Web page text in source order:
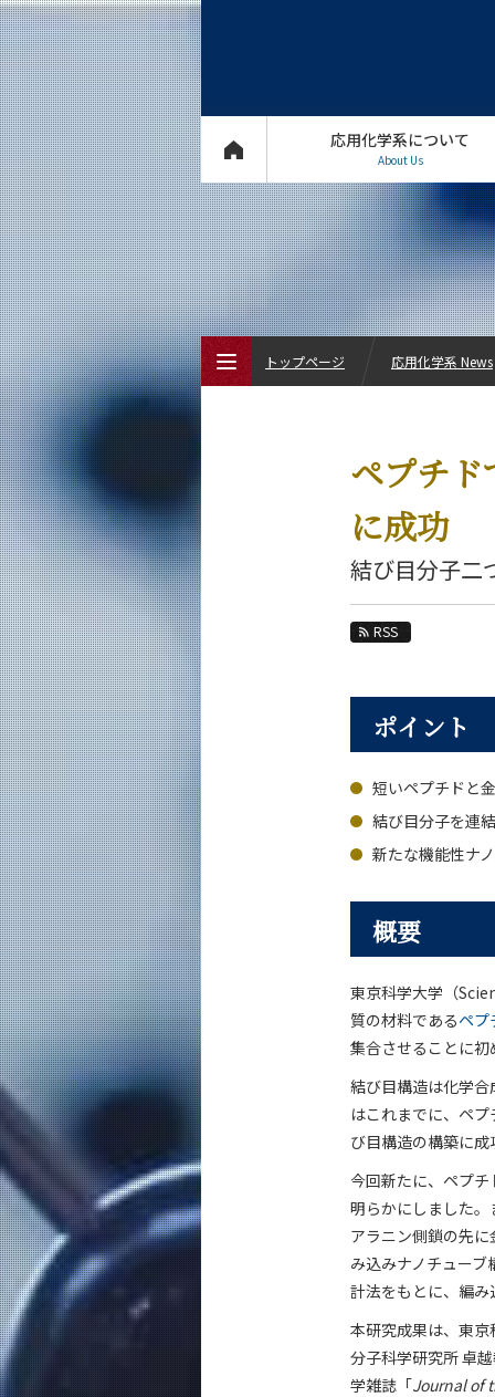
応用化学系について
About Us
ペプチド
に成功
結び目分子二
RSS
ポイント
短いペプチドと
結び目分子を連
新たな機能性ナ
概要
東京科学大学（
質の材料であるペプ
集合させることに
結び目構造は化学
はこれまでに、ペ
び目構造の構築に
今回新たに、ペプチ
明らかにしました
アラニン側鎖の先
み込みナノチュー
計法をもとに、編
本研究成果は、東
分子科学研究所 卓
学雑誌「Journal of
トップページ 応用化学系 News